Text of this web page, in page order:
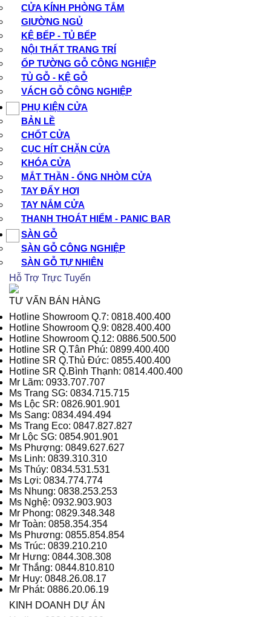
CỬA KÍNH PHÒNG TẮM
GIƯỜNG NGỦ
KỆ BẾP - TỦ BẾP
NỘI THẤT TRANG TRÍ
ỐP TƯỜNG GỖ CÔNG NGHIỆP
TỦ GỖ - KỆ GỖ
VÁCH GỖ CÔNG NGHIỆP
PHỤ KIỆN CỬA
BẢN LỀ
CHỐT CỬA
CỤC HÍT CHẶN CỬA
KHÓA CỬA
MẮT THẦN - ỐNG NHÒM CỬA
TAY ĐẨY HƠI
TAY NẮM CỬA
THANH THOÁT HIỂM - PANIC BAR
SÀN GỖ
SÀN GỖ CÔNG NGHIỆP
SÀN GỖ TỰ NHIÊN
Hỗ Trợ Trực Tuyến
TƯ VẤN BÁN HÀNG
Hotline Showroom Q.7: 0818.400.400
Hotline Showroom Q.9: 0828.400.400
Hotline Showroom Q.12: 0886.500.500
Hotline SR Q.Tân Phú: 0899.400.400
Hotline SR Q.Thủ Đức: 0855.400.400
Hotline SR Q.Bình Thạnh: 0814.400.400
Mr Lãm: 0933.707.707
Ms Trang SG: 0834.715.715
Ms Lộc SR: 0826.901.901
Ms Sang: 0834.494.494
Ms Trang Eco: 0847.827.827
Mr Lộc SG: 0854.901.901
Ms Phượng: 0849.627.627
Ms Linh: 0839.310.310
Ms Thúy: 0834.531.531
Ms Lợi: 0834.774.774
Ms Nhung: 0838.253.253
Ms Nghệ: 0932.903.903
Mr Phong: 0829.348.348
Mr Toàn: 0858.354.354
Ms Phương: 0855.854.854
Ms Trúc: 0839.210.210
Mr Hưng: 0844.308.308
Mr Thắng: 0844.810.810
Mr Huy: 0848.26.08.17
Mr Phát: 0886.20.06.19
KINH DOANH DỰ ÁN